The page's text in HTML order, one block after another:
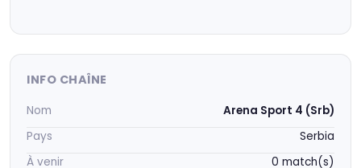
INFO CHAÎNE
Nom
Arena Sport 4 (Srb)
Pays
Serbia
À venir
0 match(s)